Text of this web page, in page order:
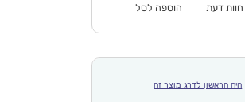
דעת
הוספה לסל
היה הראשון לדרג מוצר זה